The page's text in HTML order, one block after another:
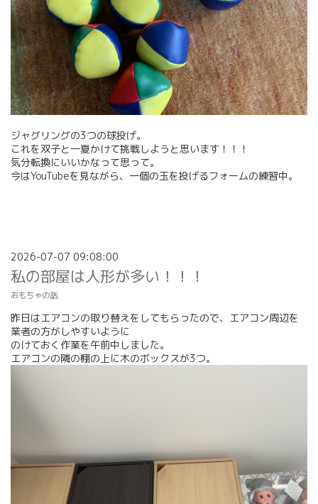
ジャグリングの3つの球投げ。
これを双子と一夏かけて挑戦しようと思います！！！
気分転換にいいかなって思って。
今はYouTubeを見ながら、一個の玉を投げるフォームの練習中。
2026-07-07 09:08:00
私の部屋は人形が多い！！！
おもちゃの話
昨日はエアコンの取り替えをしてもらったので、エアコン周辺を
業者の方がしやすいように
のけておく作業を午前中しました。
エアコンの隣の棚の上に木のボックスが3つ。